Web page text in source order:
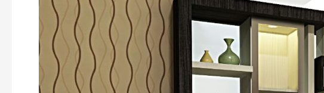
SEBAGAI
PEMBATAS
DI
BUKITTINGGI